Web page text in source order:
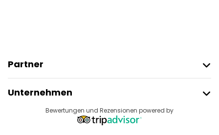
Partner
Anbieter-Anmeldung
Affiliate-Programm
Unternehmen
ReisezieleBewertungen und Rezensionen powered by